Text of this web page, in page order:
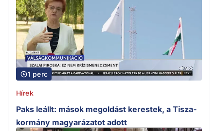
1 perc
Hírek
Paks leállt: mások megoldást kerestek, a Tisza-
kormány magyarázatot adott